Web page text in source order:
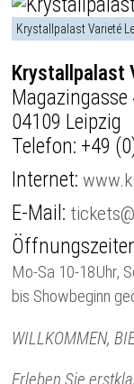
Krystallpalast Varieté
Krystallpalast
Magazingasse
04109 Leipzig
Telefon: +49
Internet:
E-Mail:
Mo-Sa 10-18Uhr,
bis Showbeginn
WILLKOMMEN,
Erleben Sie